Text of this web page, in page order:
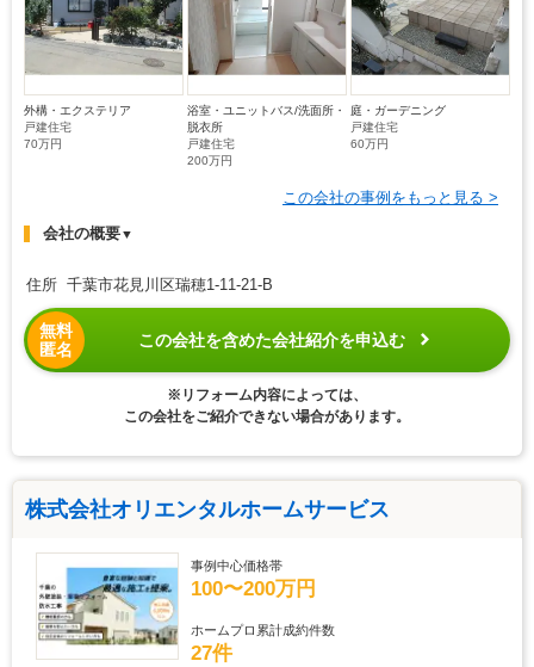
外構・エクステリア
戸建住宅
70万円
浴室・ユニットバス/洗面所・
脱衣所
戸建住宅
200万円
庭・ガーデニング
戸建住宅
60万円
この会社の事例をもっと見る >
会社の概要▼
住所 千葉市花見川区瑞穂1-11-21-B
無料
匿名
この会社を含めた会社紹介を申込む
※リフォーム内容によっては、
この会社をご紹介できない場合があります。
株式会社オリエンタルホームサービス
事例中心価格帯
100〜200万円
ホームプロ累計成約件数
27件